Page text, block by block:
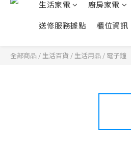
生活家電
廚房家電
送修服務據點
櫃位資訊
全部商品 / 生活百貨 / 生活用品 / 電子鐘